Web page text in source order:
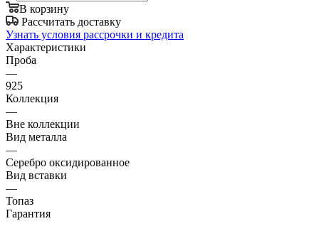
В корзину
Рассчитать доставку
Узнать условия рассрочки и кредита
Характеристики
Проба
—
925
Коллекция
—
Вне коллекции
Вид металла
—
Серебро оксидированное
Вид вставки
—
Топаз
Гарантия